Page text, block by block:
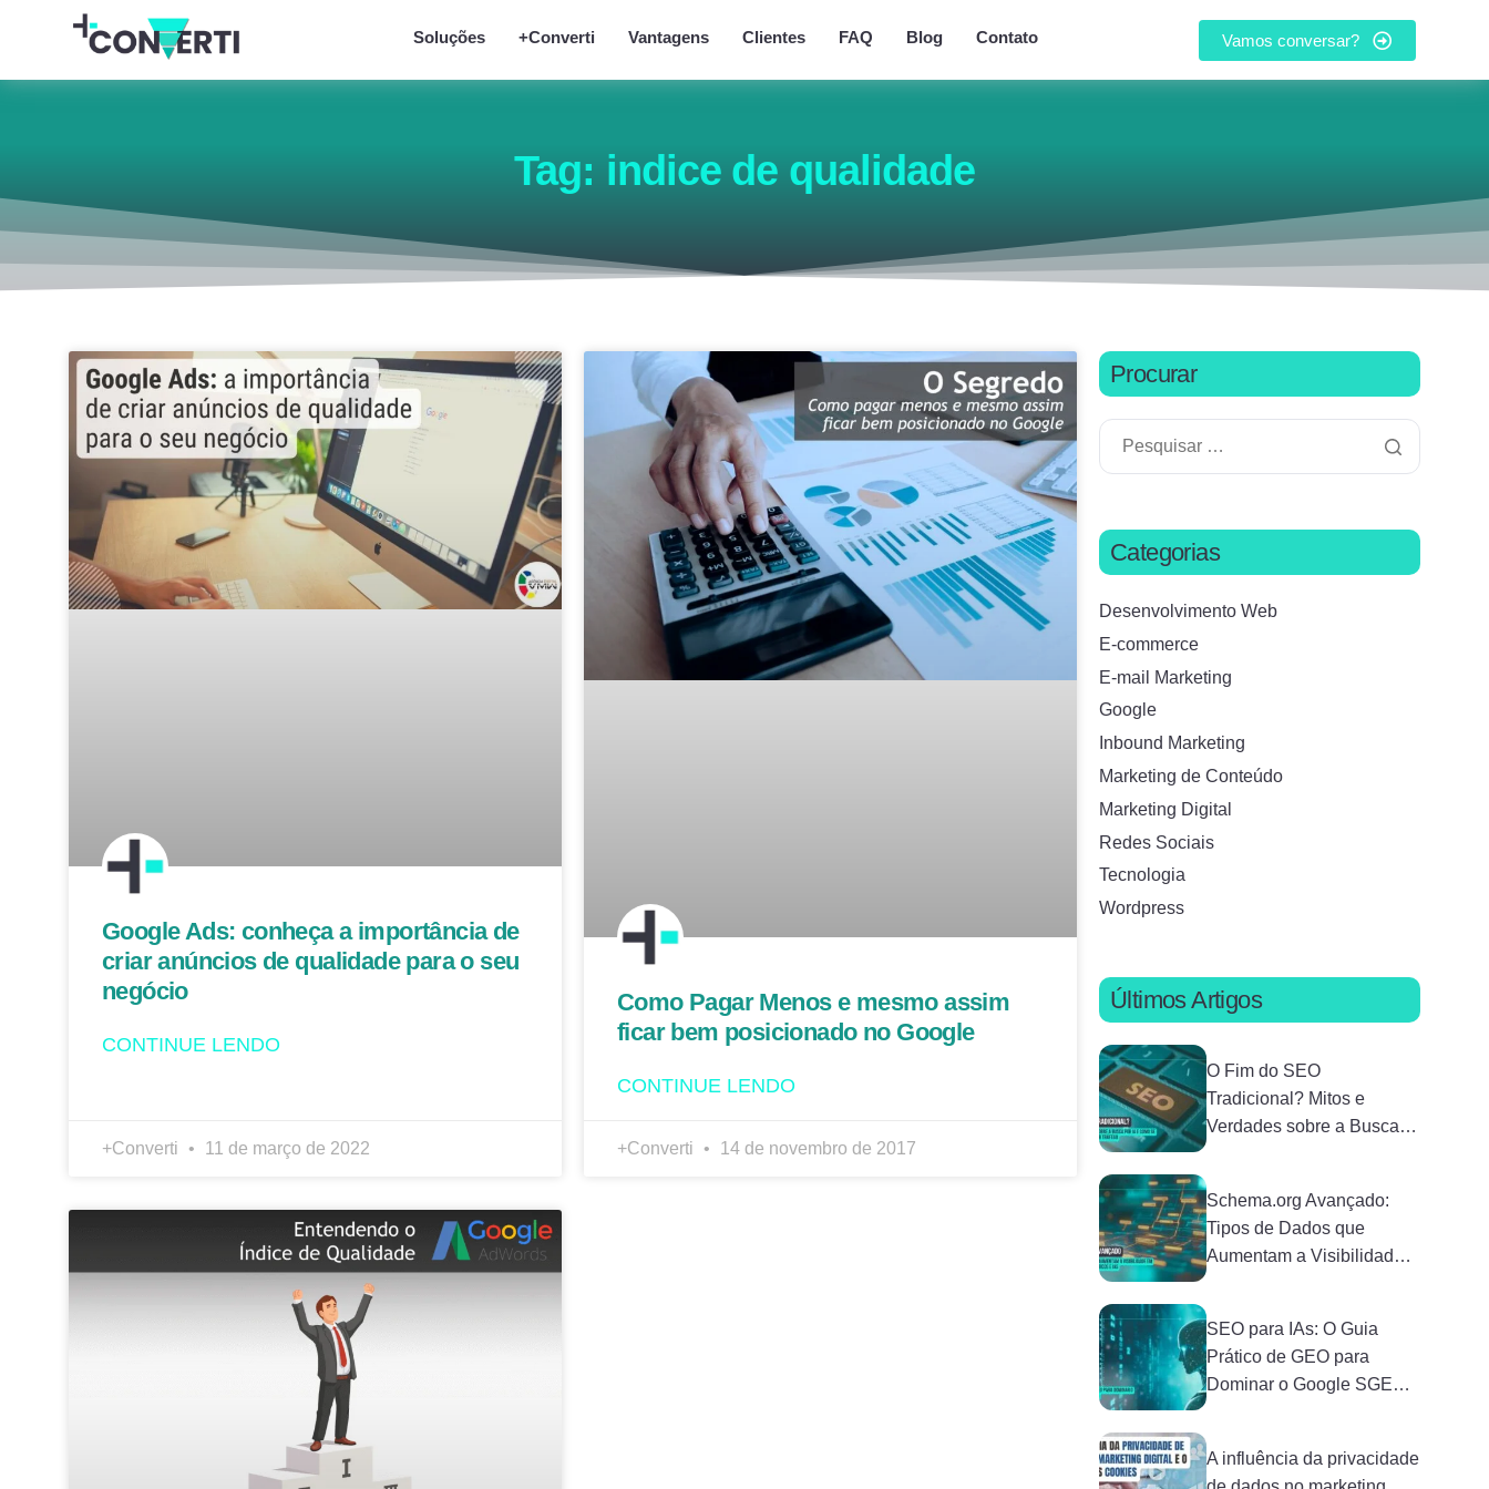
Soluções +Converti Vantagens Clientes FAQ Blog Contato Vamos conversar?
Tag: indice de qualidade
Google Ads: conheça a importância de
criar anúncios de qualidade para o seu
negócio
CONTINUE LENDO
+Converti 11 de março de 2022
Como Pagar Menos e mesmo assim
ficar bem posicionado no Google
CONTINUE LENDO
+Converti 14 de novembro de 2017
Procurar
Categorias
Desenvolvimento Web
E-commerce
E-mail Marketing
Google
Inbound Marketing
Marketing de Conteúdo
Marketing Digital
Redes Sociais
Tecnologia
Wordpress
Últimos Artigos
O Fim do SEO
Tradicional? Mitos e
Verdades sobre a Busca
sem Perder Tráfego
Schema.org Avançado:
Tipos de Dados que
Aumentam a Visibilidade
Semânticos e IAs
SEO para IAs: O Guia
Prático de GEO para
Dominar o Google SGE
A influência da privacidade